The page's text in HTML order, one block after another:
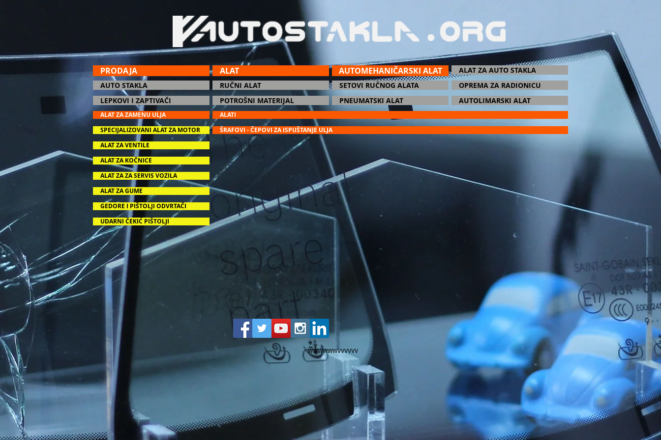
SPECIJALIZOVANI ALAT ZA MOTOR
PRODAJA
LEPKOVI I ZAPTIVAČI
AUTO STAKLA
ALAT ALAT ZA AUTO STAKLA
AUTOLIMARSKI ALAT
AUTOMEHANIČARSKI ALAT
PNEUMATSKI ALAT
OPREMA ZA RADIONICU
POTROŠNI MATERIJAL
SETOVI RUČNOG ALATA
RUČNI ALAT
ALAT ZA VENTILE
ALAT ZA ZAMENU ULJA
ALAT ZA KOČNICE
ALAT ZA ZA SERVIS VOZILA
GEDORE I PIŠTOLJI ODVRTAČI
ALAT ZA GUME
UDARNI ČEKIĆ PIŠTOLJI
ALATI
ŠRAFOVI - ČEPOVI ZA ISPUŠTANJE ULJA
WWWWWWVVVVVV